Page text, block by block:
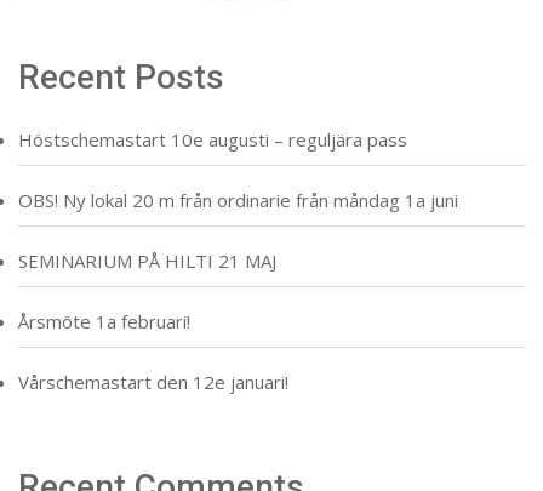
Recent Posts
Höstschemastart 10e augusti – reguljära pass
OBS! Ny lokal 20 m från ordinarie från måndag 1a juni
SEMINARIUM PÅ HILTI 21 MAJ
Årsmöte 1a februari!
Vårschemastart den 12e januari!